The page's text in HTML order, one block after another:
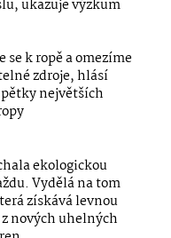
ukazuje výzkum
se k ropě a omezíme
zdroje, hlásí
největších
ekologickou
Vydělá na tom
získává levnou
nových uhelných